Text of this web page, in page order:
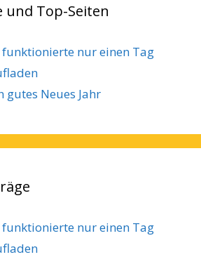
und Top-Seiten
nur einen Tag
gutes Neues Jahr
nur einen Tag